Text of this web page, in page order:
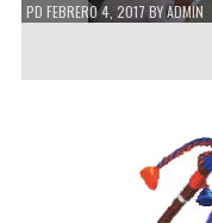
PD FEBRERO 4, 2017 BYADMIN